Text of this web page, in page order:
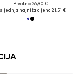
Prvotno: 26,90 €
najniža cijena:21,51 €